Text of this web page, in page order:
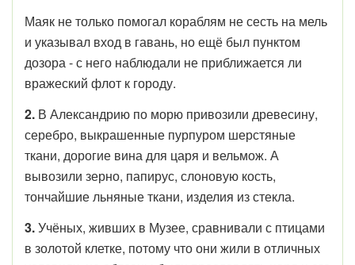
Маяк не только помогал кораблям не сесть на мель
и указывал вход в гавань, но ещё был пунктом
дозора - с него наблюдали не приближается ли
вражеский флот к городу.
2. В Александрию по морю привозили древесину,
серебро, выкрашенные пурпуром шерстяные
ткани, дорогие вина для царя и вельмож. А
вывозили зерно, папирус, слоновую кость,
тончайшие льняные ткани, изделия из стекла.
3.Учёных, живших в Музее, сравнивали с птицами
в золотой клетке, потому что они жили в отличных